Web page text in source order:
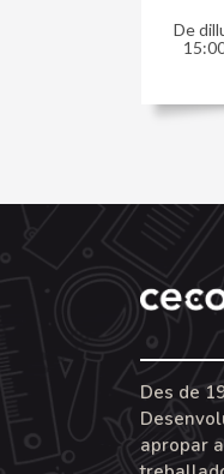
De
Des de
apropar